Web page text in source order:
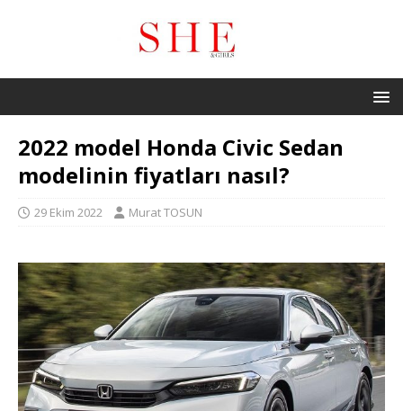
2022 model Honda Civic Sedan
modelinin fiyatları nasıl?
29 Ekim 2022 Murat TOSUN